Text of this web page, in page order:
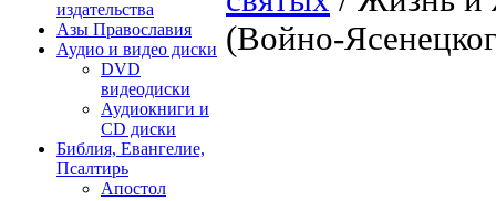
издательства
Азы Православия
Аудио и видео диски
DVD
видеодиски
Аудиокниги и
CD диски
Библия, Евангелие,
Псалтирь
Апостол
(Войно-